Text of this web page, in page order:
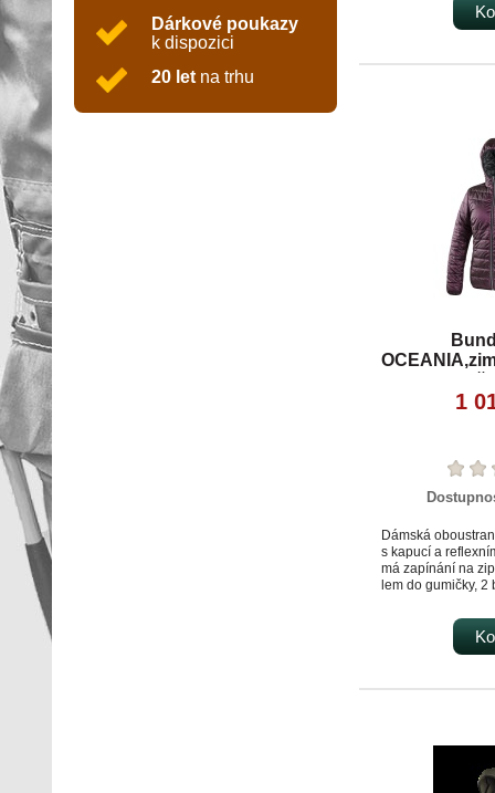
Dárkové poukazy
k dispozici
20 let na trhu
náprsní kapsa,
Odolnost
Voděodolnost 5
Paropropustnost
TPU membrána
Reflexní doplňky
OEKO-TEX®
1
Dámská
s kapucí a
má zapínání na
lem do gumičky, 2
vzadu na bocích.